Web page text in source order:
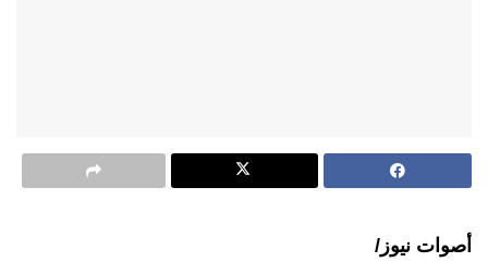
أصوات نيوز/